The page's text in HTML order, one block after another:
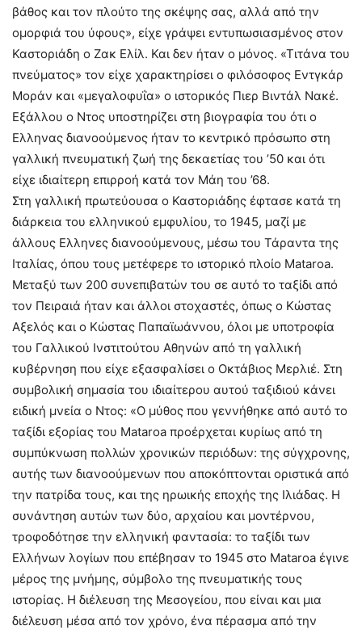
βάθος και τον πλούτο της σκέψης σας, αλλά από την
ομορφιά του ύφους», είχε γράψει εντυπωσιασμένος στον
Καστοριάδη ο Ζακ Ελίλ. Και δεν ήταν ο μόνος. «Τιτάνα του
πνεύματος» τον είχε χαρακτηρίσει ο φιλόσοφος Εντγκάρ
Μοράν και «μεγαλοφυΐα» ο ιστορικός Πιερ Βιντάλ Νακέ.
Εξάλλου ο Ντος υποστηρίζει στη βιογραφία του ότι ο
Ελληνας διανοούμενος ήταν το κεντρικό πρόσωπο στη
γαλλική πνευματική ζωή της δεκαετίας του ’50 και ότι
είχε ιδιαίτερη επιρροή κατά τον Μάη του ’68.
Στη γαλλική πρωτεύουσα ο Καστοριάδης έφτασε κατά τη
διάρκεια του ελληνικού εμφυλίου, το 1945, μαζί με
άλλους Ελληνες διανοούμενους, μέσω του Τάραντα της
Ιταλίας, όπου τους μετέφερε το ιστορικό πλοίο Mataroa.
Μεταξύ των 200 συνεπιβατών του σε αυτό το ταξίδι από
τον Πειραιά ήταν και άλλοι στοχαστές, όπως ο Κώστας
Αξελός και ο Κώστας Παπαϊωάννου, όλοι με υποτροφία
του Γαλλικού Ινστιτούτου Αθηνών από τη γαλλική
κυβέρνηση που είχε εξασφαλίσει ο Οκτάβιος Μερλιέ. Στη
συμβολική σημασία του ιδιαίτερου αυτού ταξιδιού κάνει
ειδική μνεία ο Ντος: «Ο μύθος που γεννήθηκε από αυτό το
ταξίδι εξορίας του Mataroa προέρχεται κυρίως από τη
συμπύκνωση πολλών χρονικών περιόδων: της σύγχρονης,
αυτής των διανοούμενων που αποκόπτονται οριστικά από
την πατρίδα τους, και της ηρωικής εποχής της Ιλιάδας. Η
συνάντηση αυτών των δύο, αρχαίου και μοντέρνου,
τροφοδότησε την ελληνική φαντασία: το ταξίδι των
Ελλήνων λογίων που επέβησαν το 1945 στο Mataroa έγινε
μέρος της μνήμης, σύμβολο της πνευματικής τους
ιστορίας. Η διέλευση της Μεσογείου, που είναι και μια
διέλευση μέσα από τον χρόνο, ένα πέρασμα από την